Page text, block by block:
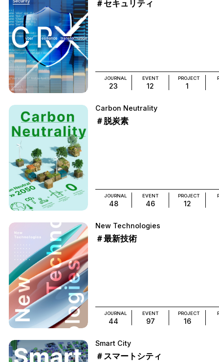
＃セキュリティ
JOURNAL
23
EVENT
12
PROJECT
1
Carbon Neutrality
＃脱炭素
JOURNAL
48
EVENT
46
PROJECT
12
New Technologies
＃最新技術
JOURNAL
44
EVENT
97
PROJECT
16
Smart City
＃スマートシティ